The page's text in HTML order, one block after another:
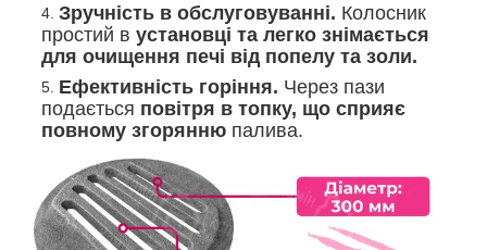
Зручність в обслуговуванні. Колосник
простий в установці та легко знімається
для очищення печі від попелу та золи.
Ефективність горіння. Через пази
подається повітря в топку, що сприяє
повному згорянню палива.